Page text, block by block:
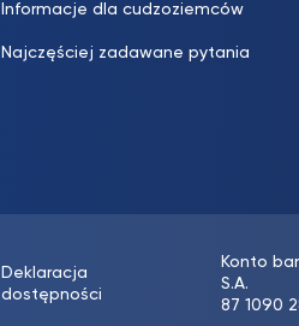
Informacje dla cudzoziemców
Najczęściej zadawane pytania
Deklaracja
dostępności
Konto
S.A.
87 1090